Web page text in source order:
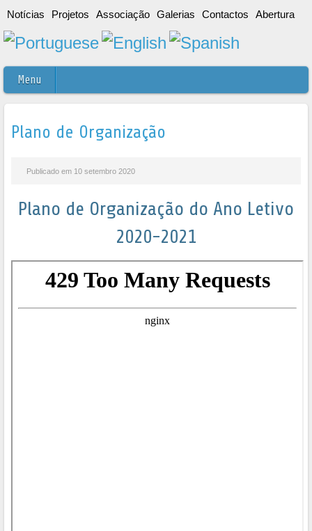
Notícias Projetos Associação Galerias Contactos Abertura
Menu
Plano de Organização
Publicado em 10 setembro 2020
Plano de Organização do Ano Letivo
2020-2021